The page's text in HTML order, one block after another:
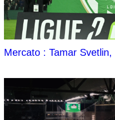
Mercato : Tamar Svetlin,